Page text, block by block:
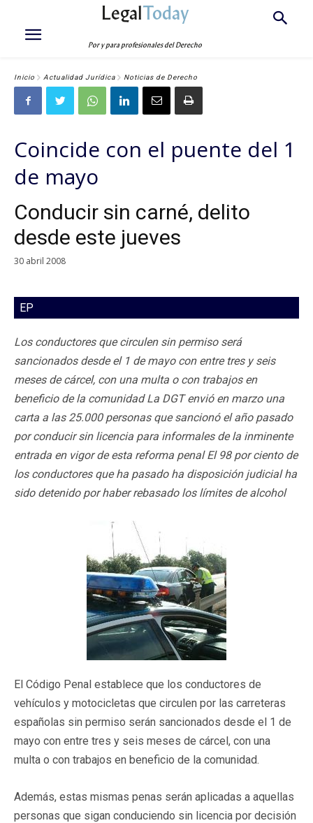
LegalToday
Por y para profesionales del Derecho
Inicio Actualidad Jurídica Noticias de Derecho
Coincide con el puente del 1
de mayo
Conducir sin carné, delito
desde este jueves
30 abril 2008
EP
Los conductores que circulen sin permiso será
sancionados desde el 1 de mayo con entre tres y seis
meses de cárcel, con una multa o con trabajos en
beneficio de la comunidad La DGT envió en marzo una
carta a las 25.000 personas que sancionó el año pasado
por conducir sin licencia para informales de la inminente
entrada en vigor de esta reforma penal El 98 por ciento de
los conductores que ha pasado ha disposición judicial ha
sido detenido por haber rebasado los límites de alcohol
El Código Penal establece que los conductores de
vehículos y motocicletas que circulen por las carreteras
españolas sin permiso serán sancionados desde el 1 de
mayo con entre tres y seis meses de cárcel, con una
multa o con trabajos en beneficio de la comunidad.
Además, estas mismas penas serán aplicadas a aquellas
personas que sigan conduciendo sin licencia por decisión